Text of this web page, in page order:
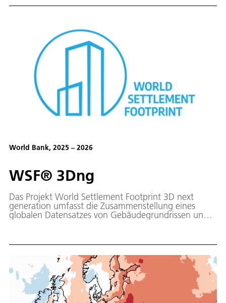
Geflecht städtischer und ländlicher Raumstrukturen.
World Bank, 2025 – 2026
WSF® 3Dng
Das Projekt World Settlement Footprint 3D next
generation umfasst die Zusammenstellung eines
globalen Datensatzes von Gebäudegrundrissen und
die Ergänzung von Informationen zu Höhe, Volumen